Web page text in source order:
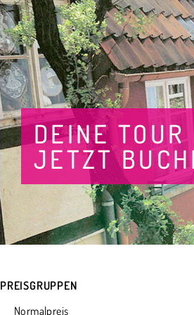
DEINE TOUR
JETZT
PREISGRUPPEN
Normalpreis